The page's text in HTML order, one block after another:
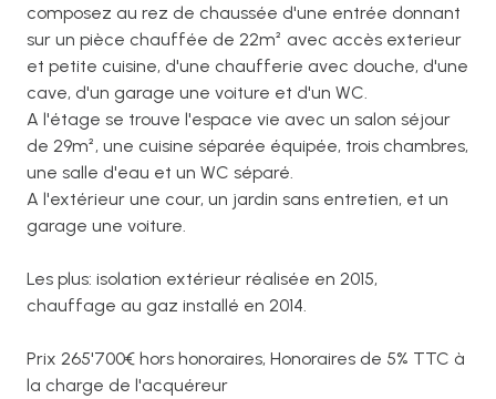
composez au rez de chaussée d'une entrée donnant
sur un pièce chauffée de 22m² avec accès exterieur
et petite cuisine, d'une chaufferie avec douche, d'une
cave, d'un garage une voiture et d'un WC.
A l'étage se trouve l'espace vie avec un salon séjour
de 29m², une cuisine séparée équipée, trois chambres,
une salle d'eau et un WC séparé.
A l'extérieur une cour, un jardin sans entretien, et un
garage une voiture.
Les plus: isolation extérieur réalisée en 2015,
chauffage au gaz installé en 2014.
Prix 265'700€ hors honoraires, Honoraires de 5% TTC à
la charge de l'acquéreur